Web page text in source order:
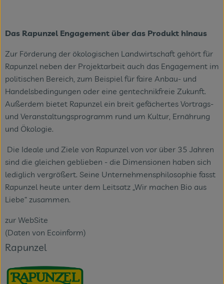
Das Rapunzel Engagement über das Produkt hinaus
Zur Förderung der ökologischen Landwirtschaft gehört für
Rapunzel neben der Projektarbeit auch das Engagement im
politischen Bereich, zum Beispiel für faire Anbau- und
Handelsbedingungen oder eine gentechnikfreie Zukunft.
Außerdem bietet Rapunzel ein breit gefächertes Vortrags-
und Veranstaltungsprogramm rund um Kultur, Ernährung
und Ökologie.
Die Ideale und Ziele von Rapunzel von vor über 35 Jahren
sind die gleichen geblieben - die Dimensionen haben sich
lediglich vergrößert. Seine Unternehmensphilosophie fasst
Rapunzel heute unter dem Leitsatz „Wir machen Bio aus
Liebe“ zusammen.
zur WebSite
(Daten von Ecoinform)
Rapunzel